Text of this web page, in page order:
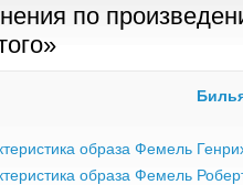
по
образа Фемель
образа Фемель